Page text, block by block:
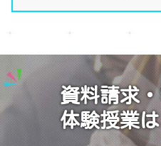
【横浜】８月の体験授業
【おしらせ】今月の体験
【おしらせ】レクリエー
2025
2024
2023
資料請求
体験授業